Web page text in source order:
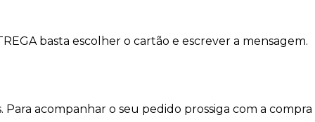
basta escolher o cartão e escrever a mensagem.
acompanhar o seu pedido prossiga com a compra